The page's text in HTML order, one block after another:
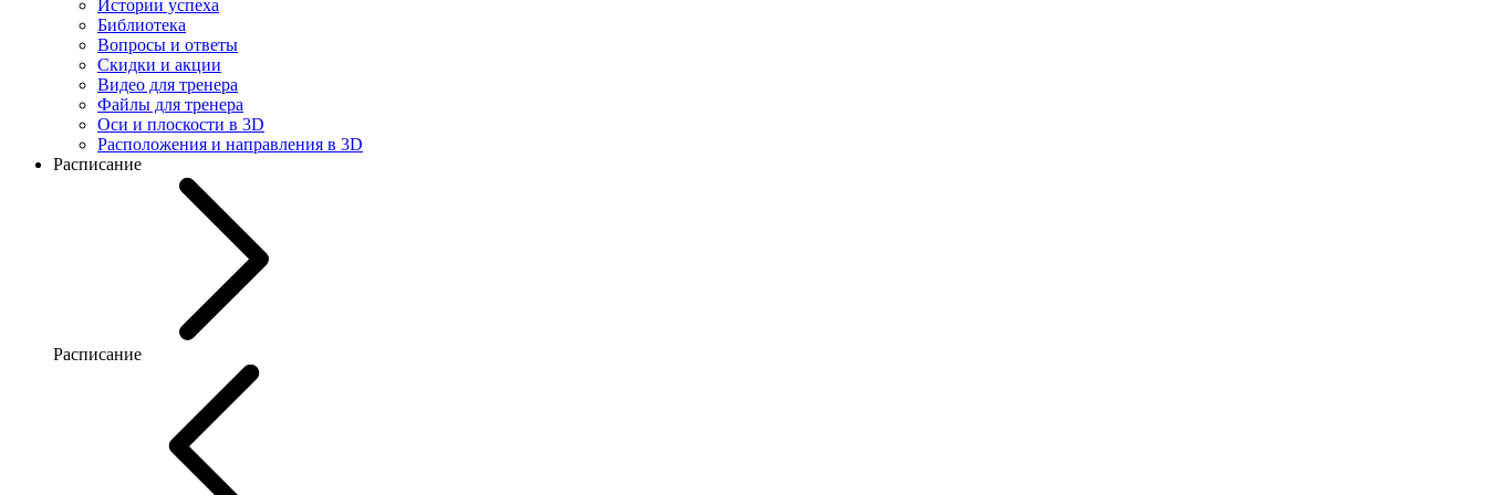
Истории успеха
Библиотека
Вопросы и ответы
Скидки и акции
Видео для тренера
Файлы для тренера
Оси и плоскости в 3D
Расположения и направления в 3D
Расписание
Расписание